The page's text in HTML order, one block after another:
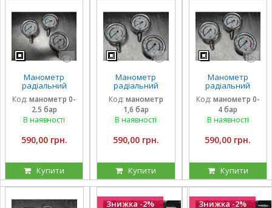
Манометр
радіальний
гліцириновий
вібростійкий 63
мм 0-2,5 Бар
Італія
Код: манометр 0-
2.5 бар
В наявності
590,00 грн.
Купити
Манометр
радіальний
гліцириновий
вібростійкий 63
мм 1,6 Бар Італія
Код: манометр
1,6 бар
В наявності
590,00 грн.
Купити
Манометр
радіальний
гліцириновий
вібростійкий 63
мм 0-4 Бар Італія
Код: манометр 0-
4 бар
В наявності
590,00 грн.
Купити
Знижка -2% Знижка -2%